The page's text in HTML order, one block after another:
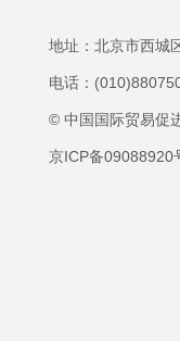
地址：北京市西
电话：
© 中国国际贸易促
京ICP备